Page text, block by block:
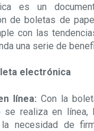
es un
de boletas de
con las
una serie de
electrónica
línea: Con la
realiza en línea,
necesidad de